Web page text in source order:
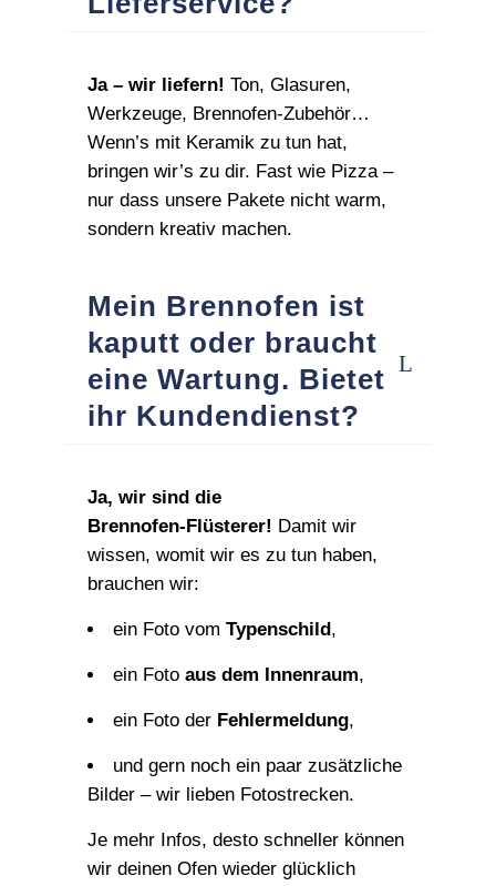
Ja – wir liefern! Ton, Glasuren,
Werkzeuge, Brennofen‑Zubehör…
Wenn’s mit Keramik zu tun hat,
bringen wir’s zu dir. Fast wie Pizza –
nur dass unsere Pakete nicht warm,
sondern kreativ machen.
Mein Brennofen ist
kaputt oder braucht
eine Wartung. Bietet
ihr Kundendienst?
Ja, wir sind die
Brennofen‑Flüsterer! Damit wir
wissen, womit wir es zu tun haben,
brauchen wir:
ein Foto vom Typenschild ,
ein Foto aus dem Innenraum,
ein Foto der Fehlermeldung,
und gern noch ein paar zusätzliche
Bilder – wir lieben Fotostrecken.
Je mehr Infos, desto schneller können
wir deinen Ofen wieder glücklich